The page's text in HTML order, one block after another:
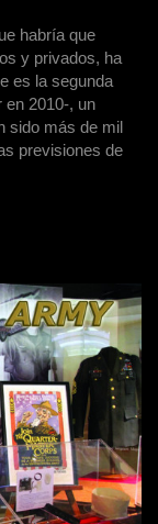
habría que
y privados, ha
es la segunda
en 2010-, un
sido más de mil
previsiones de